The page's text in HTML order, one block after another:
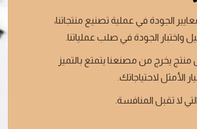
الجودة في عملية تصنيع منتجاتنا،
واختبار الجودة في صلب عملياتنا.
يخرج من مصنعنا يتمتع بالتميز
الأمثل لاحتياجاتك.
لا تقبل المنافسة.